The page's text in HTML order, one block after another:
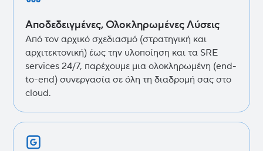
Αποδεδειγμένες, Ολοκληρωμένες Λύσεις
Από τον αρχικό σχεδιασμό (στρατηγική και
αρχιτεκτονική) έως την υλοποίηση και τα SRE
services 24/7, παρέχουμε μια ολοκληρωμένη (end-
to-end) συνεργασία σε όλη τη διαδρομή σας στο
cloud.